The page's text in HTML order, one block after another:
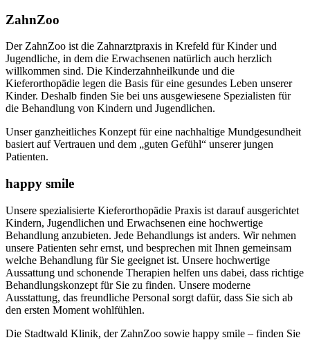
ZahnZoo
Der ZahnZoo ist die Zahnarztpraxis in Krefeld für Kinder und
Jugendliche, in dem die Erwachsenen natürlich auch herzlich
willkommen sind. Die Kinderzahnheilkunde und die
Kieferorthopädie legen die Basis für eine gesundes Leben unserer
Kinder. Deshalb finden Sie bei uns ausgewiesene Spezialisten für
die Behandlung von Kindern und Jugendlichen.
Unser ganzheitliches Konzept für eine nachhaltige Mundgesundheit
basiert auf Vertrauen und dem „guten Gefühl“ unserer jungen
Patienten.
happy smile
Unsere spezialisierte Kieferorthopädie Praxis ist darauf ausgerichtet
Kindern, Jugendlichen und Erwachsenen eine hochwertige
Behandlung anzubieten. Jede Behandlungs ist anders. Wir nehmen
unsere Patienten sehr ernst, und besprechen mit Ihnen gemeinsam
welche Behandlung für Sie geeignet ist. Unsere hochwertige
Aussattung und schonende Therapien helfen uns dabei, dass richtige
Behandlungskonzept für Sie zu finden. Unsere moderne
Ausstattung, das freundliche Personal sorgt dafür, dass Sie sich ab
den ersten Moment wohlfühlen.
Die Stadtwald Klinik, der ZahnZoo sowie happy smile – finden Sie